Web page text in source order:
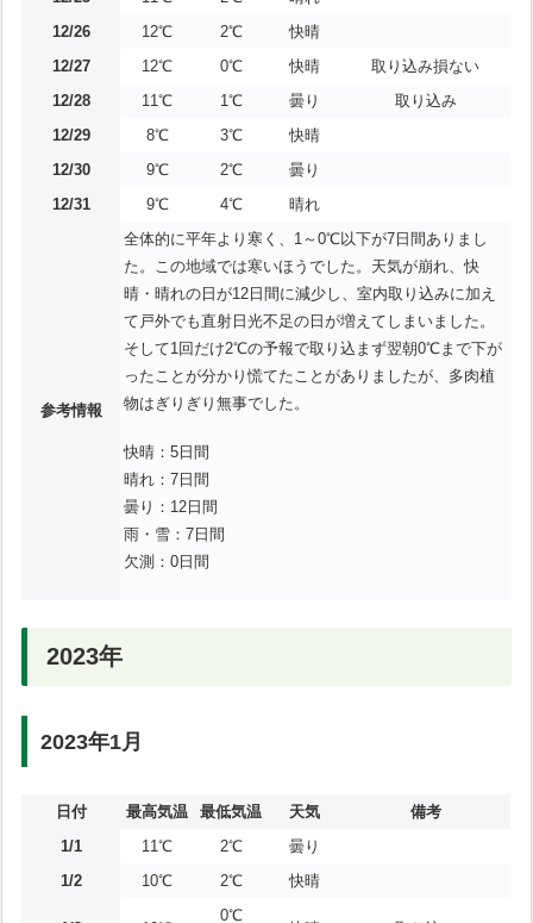
12/26
12℃ 2℃
快晴
12/27
12℃ 0℃ 快晴
取り込み損ない
12/28
11℃ 1℃ 曇り
取り込み
12/29
8℃ 3℃
快晴
12/30
9℃ 2℃
曇り
12/31
9℃ 4℃ 晴れ
参考情報
全体的に平年より寒く、1～0℃以下が7日間ありまし
た。この地域では寒いほうでした。天気が崩れ、快
晴・晴れの日が12日間に減少し、室内取り込みに加え
て戸外でも直射日光不足の日が増えてしまいました。
そして1回だけ2℃の予報で取り込まず翌朝0℃まで下が
ったことが分かり慌てたことがありましたが、多肉植
物はぎりぎり無事でした。
快晴：5日間
晴れ：7日間
曇り：12日間
雨・雪：7日間
欠測：0日間
2023年
2023年1月
日付 最高気温 最低気温 天気
備考
1/1
11℃ 2℃
曇り
1/2
10℃ 2℃ 快晴
0℃